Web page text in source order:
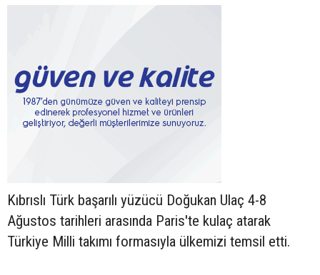
Kıbrıslı Türk başarılı yüzücü Doğukan Ulaç 4-8
Ağustos tarihleri arasında Paris'te kulaç atarak
Türkiye Milli takımı formasıyla ülkemizi temsil etti.